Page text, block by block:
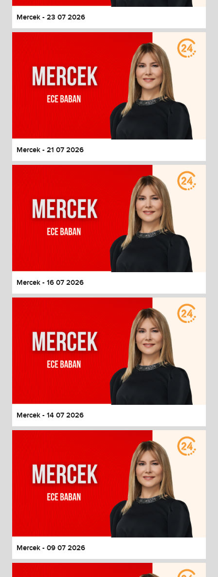
Mercek - 23 07 2026
Mercek - 21 07 2026
Mercek - 16 07 2026
Mercek - 14 07 2026
Mercek - 09 07 2026